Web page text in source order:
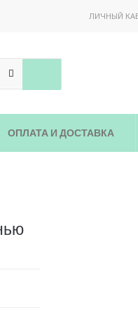
ЛИЧНЫЙ
ОПЛАТА И ДОСТАВКА